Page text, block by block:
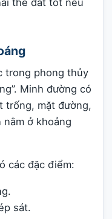
thế đất tốt nếu
trong phong thủy
Minh đường có
trống, mặt đường,
ở khoảng
các đặc điểm:
sát.